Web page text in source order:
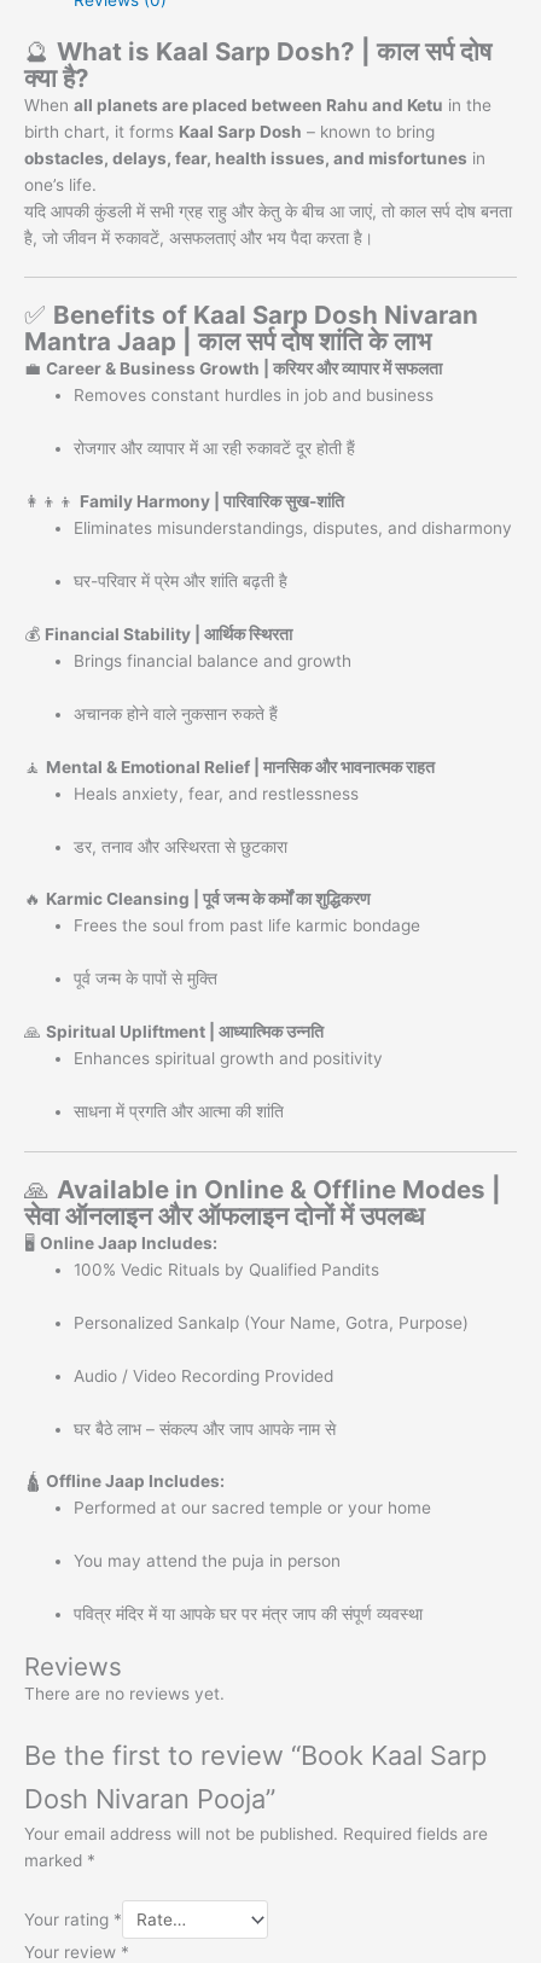
🔮 What is Kaal Sarp Dosh? | काल सर्प दोष
क्या है?
When all planets are placed between Rahu and Ketu in the
birth chart, it forms Kaal Sarp Dosh – known to bring
obstacles, delays, fear, health issues, and misfortunes in
one’s life.
यदि आपकी कुंडली में सभी ग्रह राहु और केतु के बीच आ जाएं, तो काल सर्प दोष बनता
है, जो जीवन में रुकावटें, असफलताएं और भय पैदा करता है।
✅ Benefits of Kaal Sarp Dosh Nivaran
Mantra Jaap | काल सर्प दोष शांति के लाभ
💼 Career & Business Growth | करियर और व्यापार में सफलता
Removes constant hurdles in job and business
रोजगार और व्यापार में आ रही रुकावटें दूर होती हैं
👩‍👦‍👦 Family Harmony | पारिवारिक सुख-शांति
Eliminates misunderstandings, disputes, and disharmony
घर-परिवार में प्रेम और शांति बढ़ती है
💰 Financial Stability | आर्थिक स्थिरता
Brings financial balance and growth
अचानक होने वाले नुकसान रुकते हैं
🧘 Mental & Emotional Relief | मानसिक और भावनात्मक राहत
Heals anxiety, fear, and restlessness
डर, तनाव और अस्थिरता से छुटकारा
🔥 Karmic Cleansing | पूर्व जन्म के कर्मों का शुद्धिकरण
Frees the soul from past life karmic bondage
पूर्व जन्म के पापों से मुक्ति
🙏 Spiritual Upliftment | आध्यात्मिक उन्नति
Enhances spiritual growth and positivity
साधना में प्रगति और आत्मा की शांति
🙏 Available in Online & Offline Modes |
सेवा ऑनलाइन और ऑफलाइन दोनों में उपलब्ध
🖥️ Online Jaap Includes:
100% Vedic Rituals by Qualified Pandits
Personalized Sankalp (Your Name, Gotra, Purpose)
Audio / Video Recording Provided
घर बैठे लाभ – संकल्प और जाप आपके नाम से
🛕 Offline Jaap Includes:
Performed at our sacred temple or your home
You may attend the puja in person
पवित्र मंदिर में या आपके घर पर मंत्र जाप की संपूर्ण व्यवस्था
Reviews
There are no reviews yet.
Be the first to review “Book Kaal Sarp
Dosh Nivaran Pooja”
Your email address will not be published. Required fields are
marked *
Your rating *
Your review *